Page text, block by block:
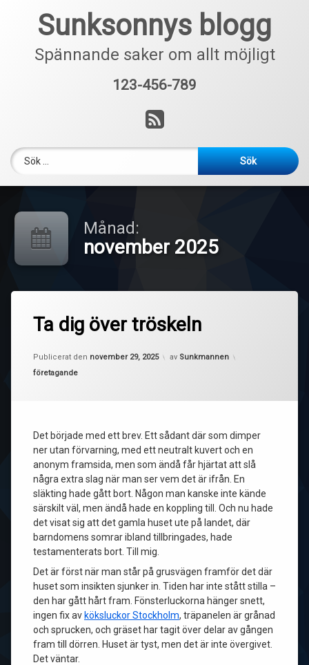
Sunksonnys blogg
Spännande saker om allt möjligt
123-456-789
RSS
Månad:
november 2025
Ta dig över tröskeln
Publicerat den november 29, 2025
Uppdaterad den
av Sunkmannen
Kategorier:
företagande
Det började med ett brev. Ett sådant där som dimper
ner utan förvarning, med ett neutralt kuvert och en
anonym framsida, men som ändå får hjärtat att slå
några extra slag när man ser vem det är ifrån. En
släkting hade gått bort. Någon man kanske inte kände
särskilt väl, men ändå hade en koppling till. Och nu hade
det visat sig att det gamla huset ute på landet, där
barndomens somrar ibland tillbringades, hade
testamenterats bort. Till mig.
Det är först när man står på grusvägen framför det där
huset som insikten sjunker in. Tiden har inte stått stilla –
den har gått hårt fram. Fönsterluckorna hänger snett,
ingen fix av köksluckor Stockholm, träpanelen är grånad
och sprucken, och gräset har tagit över delar av gången
fram till dörren. Huset är tyst, men det är inte övergivet.
Det väntar.